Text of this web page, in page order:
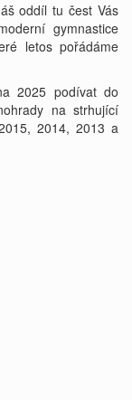
oddíl tu čest Vás
gymnastice
letos pořádáme
2025 podívat do
na strhující
2014, 2013 a